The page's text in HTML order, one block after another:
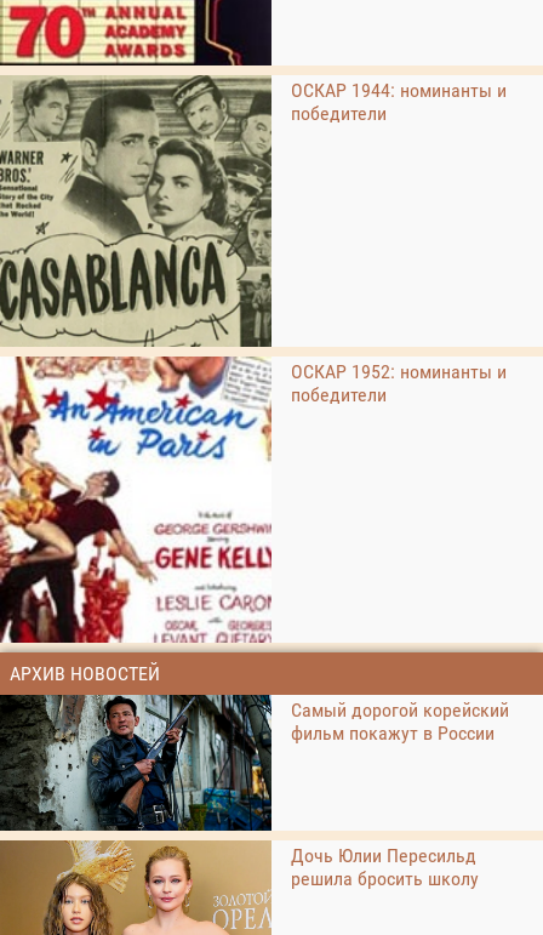
ОСКАР 1944: номинанты и
победители
ОСКАР 1952: номинанты и
победители
АРХИВ НОВОСТЕЙ
Самый дорогой корейский
фильм покажут в России
Дочь Юлии Пересильд
решила бросить школу